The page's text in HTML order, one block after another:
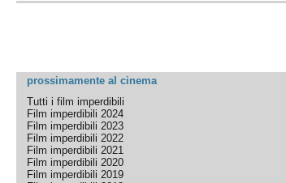
prossimamente al cinema
Tutti i film imperdibili
Film imperdibili 2024
Film imperdibili 2023
Film imperdibili 2022
Film imperdibili 2021
Film imperdibili 2020
Film imperdibili 2019